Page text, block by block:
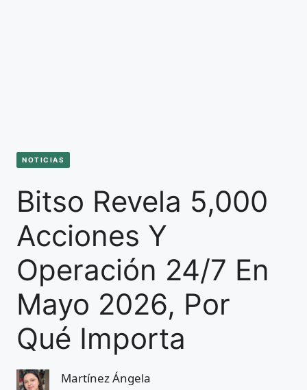
NOTICIAS
Bitso Revela 5,000
Acciones Y
Operación 24/7 En
Mayo 2026, Por
Qué Importa
Martínez Ángela